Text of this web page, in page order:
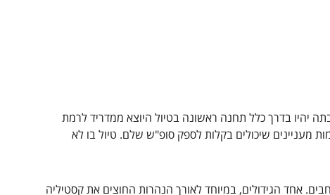
יהיו בדרך כלל תחנה ראשונה בטיול היוצא ממדריד לרמת
מעניינים שיכולים בקלות לספק סופ"ש שלם. טיול בו לא
אחד הגידולים, במיוחד לאורך הנהרות החוצים את קסטיליה